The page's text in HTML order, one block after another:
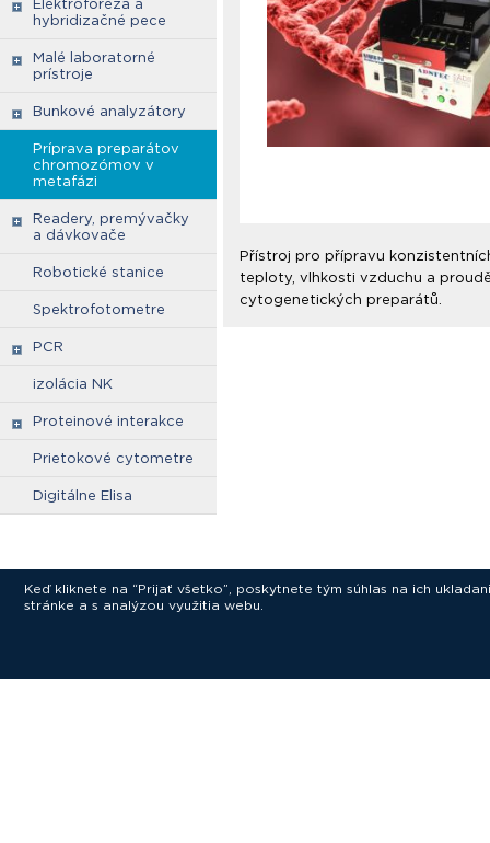
Elektroforéza a
hybridizačné pece
Malé laboratorné
prístroje
Bunkové analyzátory
Príprava preparátov
chromozómov v
metafázi
Readery, premývačky
a dávkovače
Robotické stanice
Spektrofotometre
PCR
izolácia NK
Proteinové interakce
Prietokové cytometre
Digitálne Elisa
Přístroj pro přípravu
teploty, vlhkosti vzduchu a
cytogenetických preparátů.
Keď kliknete na “Prijať všetko”, poskytnete tým súhlas na ich
stránke a s analýzou využitia webu.